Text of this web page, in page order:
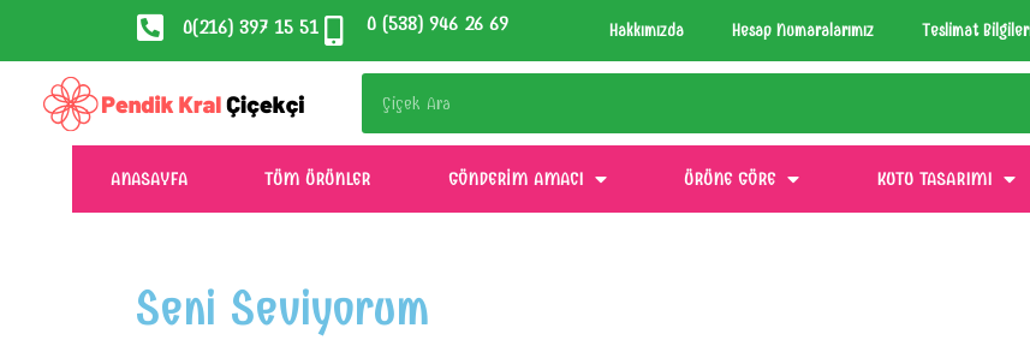
0(216) 397 15 51 0 (538) 946 26 69 Hakkımızda Hesap Numaralarımız Teslimat
ANASAYFA TÜM ÜRÜNLER GÖNDERIM AMACI ÜRÜNE GÖRE KUTU TASARIMI
Seni Seviyorum